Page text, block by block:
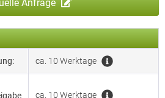
Anfrage
ca. 10 Werktage
ca. 10 Werktage